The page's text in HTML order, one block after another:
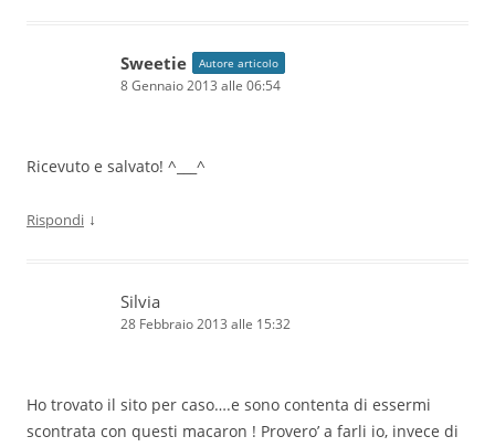
Sweetie Autore articolo
8 Gennaio 2013 alle 06:54
Ricevuto e salvato! ^___^
Rispondi ↓
Silvia
28 Febbraio 2013 alle 15:32
Ho trovato il sito per caso….e sono contenta di essermi
scontrata con questi macaron ! Provero’ a farli io, invece di